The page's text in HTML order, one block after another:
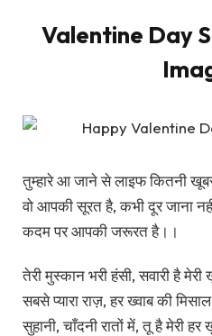
Valentine Day
तुम्हारे आ जाने से लाइफ कितनी
वो आपकी सूरत है, कभी दूर जाना
कदम पर आपकी जरूरत है।।
तेरी मुस्कान भरी हंसी, सवारी है
सबसे प्यारा राज़, हर ख्वाब की
सुहानी, चाँदनी रातों में, तू है मेरी हर